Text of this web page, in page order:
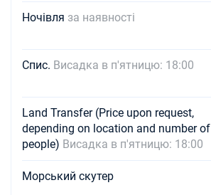
Ночівля за наявності
Спис. Висадка в п'ятницю: 18:00
Land Transfer (Price upon request,
depending on location and number of
people) Висадка в п'ятницю: 18:00
Морський скутер